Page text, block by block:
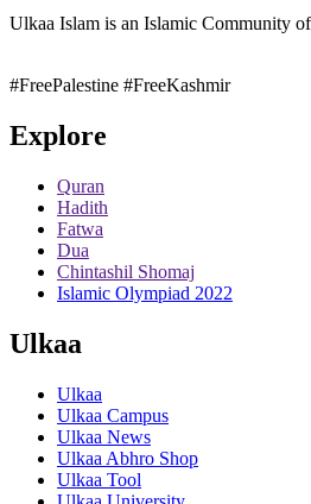
Ulkaa Islam is an Islamic Community
#FreePalestine #FreeKashmir
Explore
Quran
Hadith
Fatwa
Dua
Chintashil Shomaj
Islamic Olympiad 2022
Ulkaa
Ulkaa
Ulkaa Campus
Ulkaa News
Ulkaa Abhro Shop
Ulkaa Tool